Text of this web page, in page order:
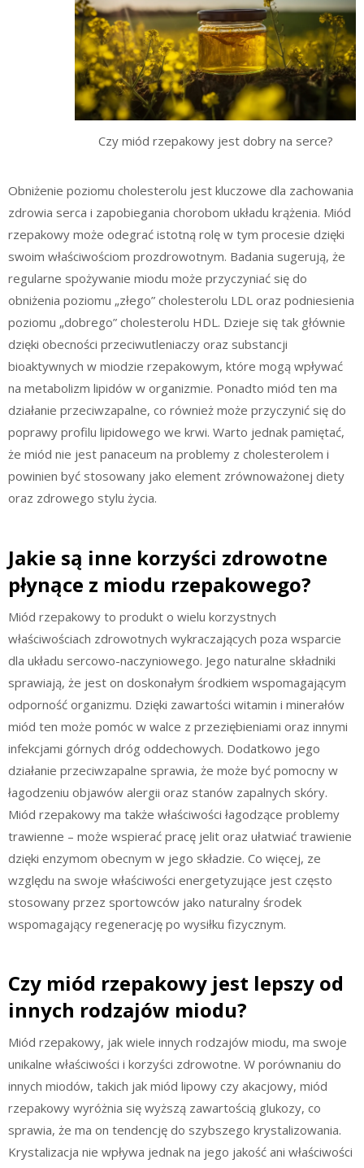
Czy miód rzepakowy jest dobry na serce?
Obniżenie poziomu cholesterolu jest kluczowe dla zachowania
zdrowia serca i zapobiegania chorobom układu krążenia. Miód
rzepakowy może odegrać istotną rolę w tym procesie dzięki
swoim właściwościom prozdrowotnym. Badania sugerują, że
regularne spożywanie miodu może przyczyniać się do
obniżenia poziomu „złego” cholesterolu LDL oraz podniesienia
poziomu „dobrego” cholesterolu HDL. Dzieje się tak głównie
dzięki obecności przeciwutleniaczy oraz substancji
bioaktywnych w miodzie rzepakowym, które mogą wpływać
na metabolizm lipidów w organizmie. Ponadto miód ten ma
działanie przeciwzapalne, co również może przyczynić się do
poprawy profilu lipidowego we krwi. Warto jednak pamiętać,
że miód nie jest panaceum na problemy z cholesterolem i
powinien być stosowany jako element zrównoważonej diety
oraz zdrowego stylu życia.
Jakie są inne korzyści zdrowotne
płynące z miodu rzepakowego?
Miód rzepakowy to produkt o wielu korzystnych
właściwościach zdrowotnych wykraczających poza wsparcie
dla układu sercowo-naczyniowego. Jego naturalne składniki
sprawiają, że jest on doskonałym środkiem wspomagającym
odporność organizmu. Dzięki zawartości witamin i minerałów
miód ten może pomóc w walce z przeziębieniami oraz innymi
infekcjami górnych dróg oddechowych. Dodatkowo jego
działanie przeciwzapalne sprawia, że może być pomocny w
łagodzeniu objawów alergii oraz stanów zapalnych skóry.
Miód rzepakowy ma także właściwości łagodzące problemy
trawienne – może wspierać pracę jelit oraz ułatwiać trawienie
dzięki enzymom obecnym w jego składzie. Co więcej, ze
względu na swoje właściwości energetyzujące jest często
stosowany przez sportowców jako naturalny środek
wspomagający regenerację po wysiłku fizycznym.
Czy miód rzepakowy jest lepszy od
innych rodzajów miodu?
Miód rzepakowy, jak wiele innych rodzajów miodu, ma swoje
unikalne właściwości i korzyści zdrowotne. W porównaniu do
innych miodów, takich jak miód lipowy czy akacjowy, miód
rzepakowy wyróżnia się wyższą zawartością glukozy, co
sprawia, że ma on tendencję do szybszego krystalizowania.
Krystalizacja nie wpływa jednak na jego jakość ani właściwości